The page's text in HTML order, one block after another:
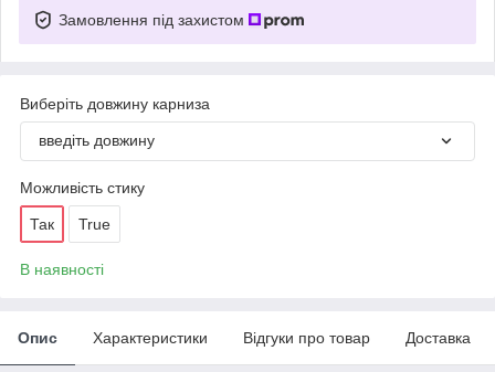
Замовлення під захистом
Виберіть довжину карниза
введіть довжину
Можливість стику
Так True
В наявності
Опис Характеристики Відгуки про товар Доставка